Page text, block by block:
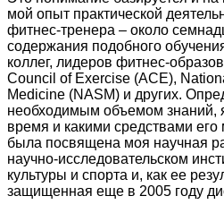
мой опыт практической
фитнес-тренера – около
содержания подобного
коллег, лидеров фитнес-
Council of Exercise (ACE),
Medicine (NASM) и других.
необходимым объемом знаний,
время и какими средствами
была посвящена моя научная
научно-исследовательском
культуры и спорта и, как ее
защищенная еще в 2005 году